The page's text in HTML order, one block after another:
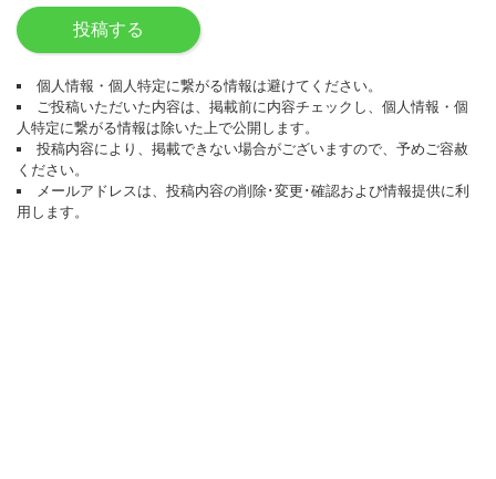
投稿する
個人情報・個人特定に繋がる情報は避けてください。
ご投稿いただいた内容は、掲載前に内容チェックし、個人情報・個
人特定に繋がる情報は除いた上で公開します。
投稿内容により、掲載できない場合がございますので、予めご容赦
ください。
メールアドレスは、投稿内容の削除･変更･確認および情報提供に利
用します。